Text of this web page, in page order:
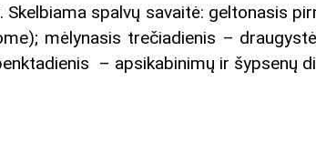
Skelbiama spalvų savaitė: geltonasis
mėlynasis trečiadienis –
– apsikabinimų ir šypsenų